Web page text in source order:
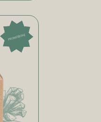
PROMOZIONE